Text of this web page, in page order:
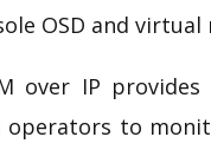
OSD and virtual
over IP
to